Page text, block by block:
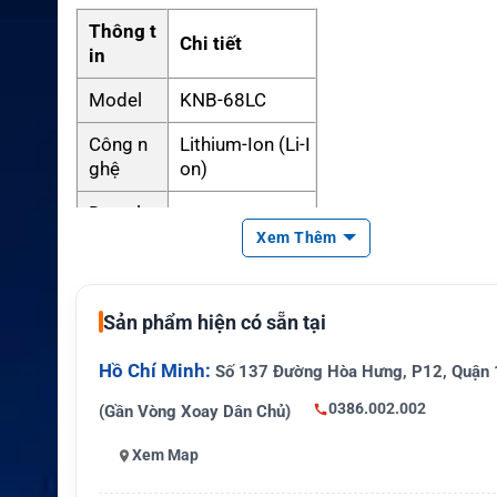
Thông t
in
Chi tiết
Model
KNB-68LC
Công n
ghệ
Lithium-Ion (Li-I
on)
Dung lư
2000 mAh
danh đị
nh
Năng lư
ợng
ảo vệ
e
Xem Thêm
Sản phẩm hiện có sẵn tại
Hồ Chí Minh: Số 137 Đường Hòa Hưng, P12, Quận
(Gần Vòng Xoay Dân Chủ)
0386.002.002
Xem Map